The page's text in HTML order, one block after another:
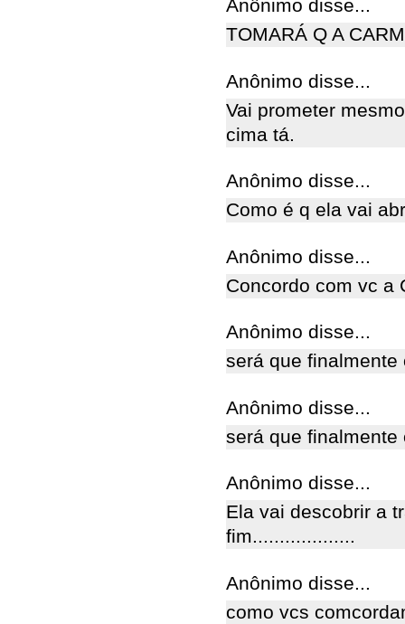
Anônimo disse...
TOMARÁ Q A
Anônimo disse...
Vai prometer
cima tá.
Anônimo disse...
Como é q ela vai
Anônimo disse...
Concordo com vc a
Anônimo disse...
será que
Anônimo disse...
será que
Anônimo disse...
Ela vai descobrir a
fim...................
Anônimo disse...
como vcs